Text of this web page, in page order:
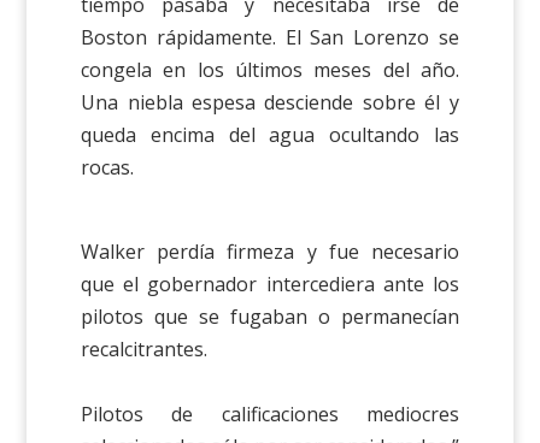
Boston rápidamente. El San Lorenzo se
congela en los últimos meses del año.
Una niebla espesa desciende sobre él y
queda encima del agua ocultando las
rocas.
Walker perdía firmeza y fue necesario
que el gobernador intercediera ante los
pilotos que se fugaban o permanecían
recalcitrantes.
Pilotos de calificaciones mediocres